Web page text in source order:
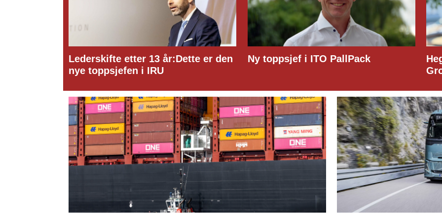
Lederskifte etter 13 år:Dette er den
nye toppsjefen i IRU
Ny toppsjef i ITO PallPack